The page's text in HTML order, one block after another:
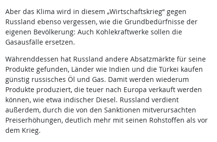
Aber das Klima wird in diesem „Wirtschaftskrieg“ gegen
Russland ebenso vergessen, wie die Grundbedürfnisse der
eigenen Bevölkerung: Auch Kohlekraftwerke sollen die
Gasausfälle ersetzen.
Währenddessen hat Russland andere Absatzmärkte für seine
Produkte gefunden, Länder wie Indien und die Türkei kaufen
günstig russisches Öl und Gas. Damit werden wiederum
Produkte produziert, die teuer nach Europa verkauft werden
können, wie etwa indischer Diesel. Russland verdient
außerdem, durch die von den Sanktionen mitverursachten
Preiserhöhungen, deutlich mehr mit seinen Rohstoffen als vor
dem Krieg.